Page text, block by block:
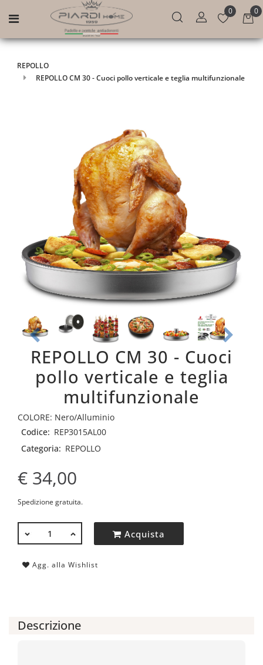
Open menu
0 0
REPOLLO
REPOLLO CM 30 - Cuoci pollo verticale e teglia multifunzionale
REPOLLO CM 30 - Cuoci
pollo verticale e teglia
multifunzionale
COLORE: Nero/Alluminio
Codice: REP3015AL00
Categoria: REPOLLO
€ 34,00
Spedizione gratuita.
Acquista
Agg. alla Wishlist
Descrizione